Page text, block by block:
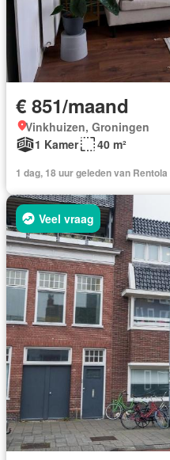
€ 851/maand
Vinkhuizen, Groningen
1 Kamer
40 m²
1 dag, 18 uur geleden van Rentola
Veel vraag